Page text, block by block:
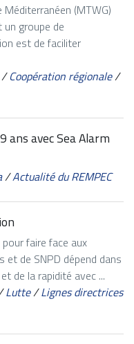
Méditerranéen (MTWG)
un groupe de
est de faciliter
/Coopération régionale/
avec Sea Alarm
/Actualité du REMPEC
faire face aux
de SNPD dépend dans
de la rapidité avec ...
Lutte/Lignes directrices